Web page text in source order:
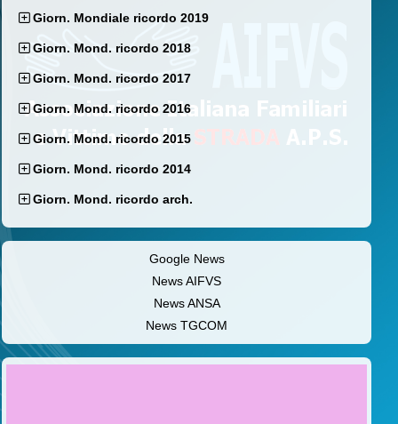
Giorn. Mondiale ricordo 2019
Giorn. Mond. ricordo 2018
Giorn. Mond. ricordo 2017
Giorn. Mond. ricordo 2016
Giorn. Mond. ricordo 2015
Giorn. Mond. ricordo 2014
Giorn. Mond. ricordo arch.
Google News
News AIFVS
News ANSA
News TGCOM